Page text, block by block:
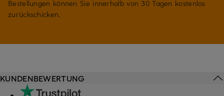
Bestellungen können Sie innerhalb von 30 Tagen kostenlos
zurückschicken.
KUNDENBEWERTUNG